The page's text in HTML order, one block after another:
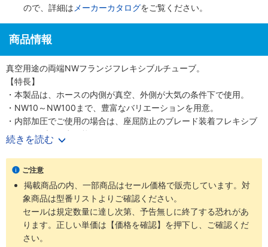
ので、詳細は メーカーカタログをご覧ください。
商品情報
真空用途の両端NWフランジフレキシブルチューブ。
【特長】
・本製品は、ホースの内側が真空、外側が大気の条件下で使用。
・NW10～NW100まで、豊富なバリエーションを用意。
・内部加圧でご使用の場合は、座屈防止のブレード装着フレキシブ
ルチューブも用意可能。
・真空配管用のフレキシブルホース（両端NWフランジ）。
【用途】
・真空機器の間をフレキシブルに曲げて接続するためのチューブ。
続きを読む
ご注意
掲載商品の内、一部商品はセール価格で販売しています。対
象商品は型番リストよりご確認ください。
セールは規定数量に達し次第、予告無しに終了する恐れがあ
ります。正しい単価は【価格を確認】を押下し、ご確認くだ
さい。